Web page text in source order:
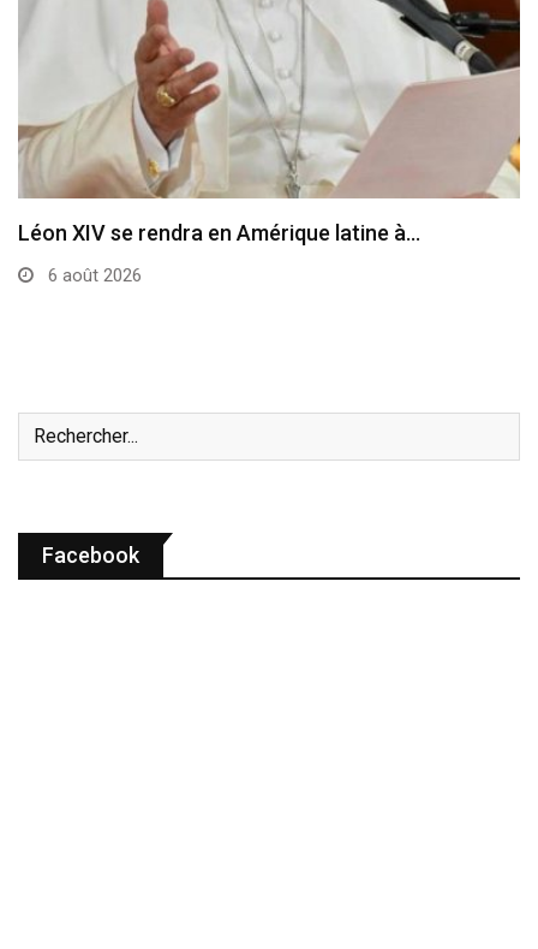
Léon XIV se rendra en Amérique latine à…
6 août 2026
Facebook